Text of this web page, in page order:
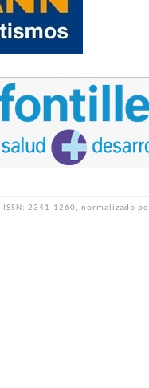
ISSN: 2341-1260, normalizado